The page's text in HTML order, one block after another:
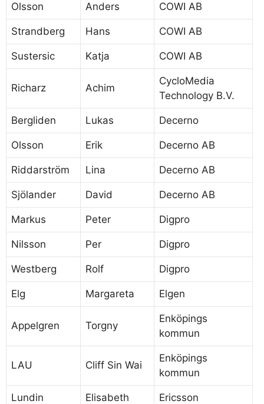
Olsson Anders COWI AB
Strandberg Hans COWI AB
Sustersic Katja COWI AB
Richarz Achim
CycloMedia
Technology B.V.
Bergliden Lukas Decerno
Olsson Erik Decerno AB
Riddarström Lina Decerno AB
Sjölander David Decerno AB
Markus Peter Digpro
Nilsson Per Digpro
Westberg Rolf Digpro
Elg Margareta Elgen
Appelgren Torgny
Enköpings
kommun
LAU Cliff Sin Wai
Enköpings
kommun
Lundin Elisabeth Ericsson